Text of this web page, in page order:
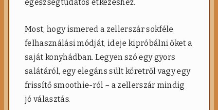
egészségtudatos étkezéshez.
Most, hogy ismered a zellerszár sokféle
felhasználási módját, ideje kipróbálni őket a
saját konyhádban. Legyen szó egy gyors
salátáról, egy elegáns sült köretről vagy egy
frissítő smoothie-ról – a zellerszár mindig
jó választás.